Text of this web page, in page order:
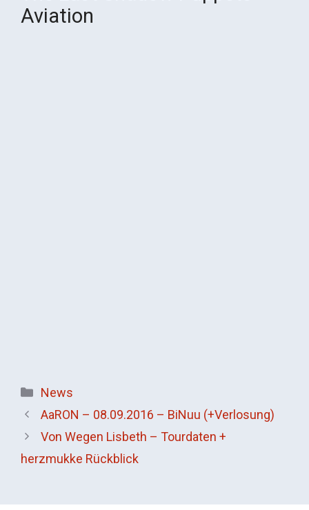
Aviation
Kategorien
News
AaRON – 08.09.2016 – BiNuu (+Verlosung)
Von Wegen Lisbeth – Tourdaten +
herzmukke Rückblick